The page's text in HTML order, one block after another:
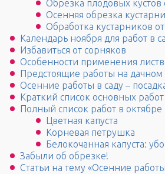
Обрезка плодовых кустов
Осенняя обрезка
Обработка кустарников
Календарь ноября для работ в
Избавиться от сорняков
Особенности применения
Предстоящие работы на дачном
Осенние работы в саду –
Краткий список основных
Полный список работ в октябре
Цветная капуста
Корневая петрушка
Белокочанная капуста:
Забыли об обрезке!
Статьи на тему «Осенние